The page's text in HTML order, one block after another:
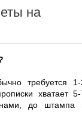
на
требуется 1-
хватает 5-
до штампа